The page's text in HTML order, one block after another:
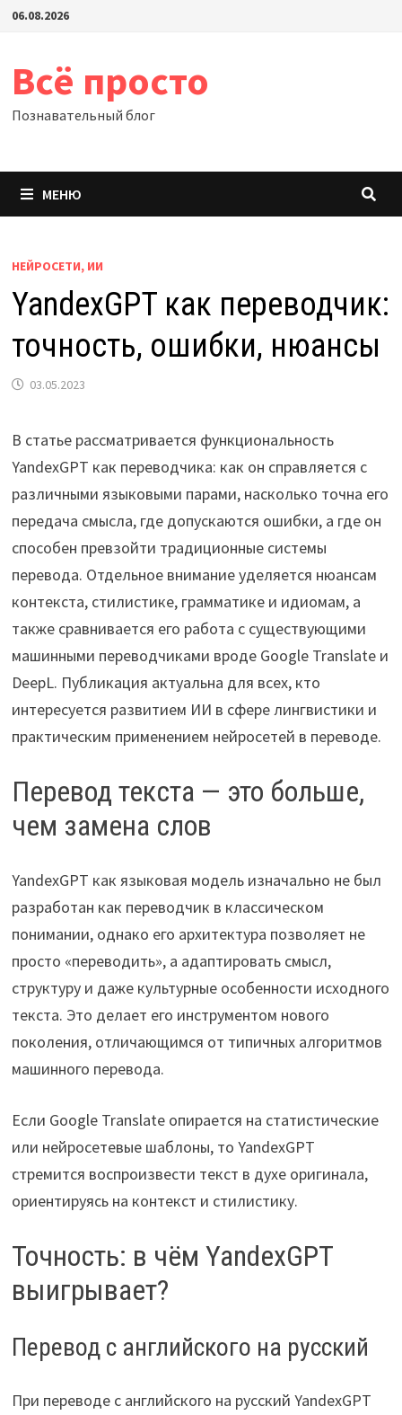
Перейти
06.08.2026
Всё просто
Познавательный блог
МЕНЮ
НЕЙРОСЕТИ, ИИ
YandexGPT как переводчик:
точность, ошибки, нюансы
03.05.2023
В статье рассматривается функциональность
YandexGPT как переводчика: как он справляется с
различными языковыми парами, насколько точна его
передача смысла, где допускаются ошибки, а где он
способен превзойти традиционные системы
перевода. Отдельное внимание уделяется нюансам
контекста, стилистике, грамматике и идиомам, а
также сравнивается его работа с существующими
машинными переводчиками вроде Google Translate и
DeepL. Публикация актуальна для всех, кто
интересуется развитием ИИ в сфере лингвистики и
практическим применением нейросетей в переводе.
Перевод текста — это больше,
чем замена слов
YandexGPT как языковая модель изначально не был
разработан как переводчик в классическом
понимании, однако его архитектура позволяет не
просто «переводить», а адаптировать смысл,
структуру и даже культурные особенности исходного
текста. Это делает его инструментом нового
поколения, отличающимся от типичных алгоритмов
машинного перевода.
Если Google Translate опирается на статистические
или нейросетевые шаблоны, то YandexGPT
стремится воспроизвести текст в духе оригинала,
ориентируясь на контекст и стилистику.
Точность: в чём YandexGPT
выигрывает?
Перевод с английского на русский
При переводе с английского на русский YandexGPT